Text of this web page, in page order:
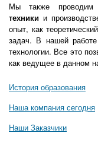
Мы также проводим
техники и
опыт, как
задач. В нашей
технологии. Все это
как ведущее в данном
История образования
Наша компания сегодня
Наши Заказчики